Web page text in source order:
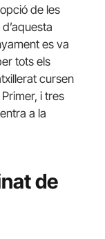
de les
es va
tots els
cursen
i tres
a la
de